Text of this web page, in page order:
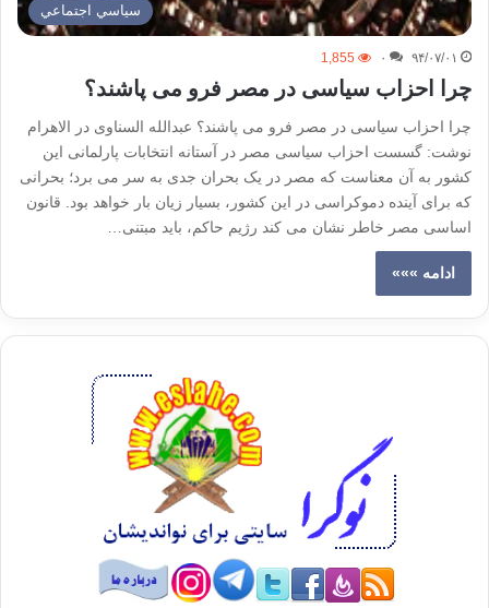
سياسي اجتماعي
۹۴/۰۷/۰۱ ۰ 1,855
چرا احزاب سیاسی در مصر فرو می پاشند؟
چرا احزاب سیاسی در مصر فرو می پاشند؟ عبدالله السناوی در الاهرام
نوشت: گسست احزاب سیاسی مصر در آستانه انتخابات پارلمانی این
کشور به آن معناست که مصر در یک بحران جدی به سر می برد؛ بحرانی
که برای آینده دموکراسی در این کشور، بسیار زیان بار خواهد بود. قانون
اساسی مصر خاطر نشان می کند رژیم حاکم، باید مبتنی…
ادامه »»»